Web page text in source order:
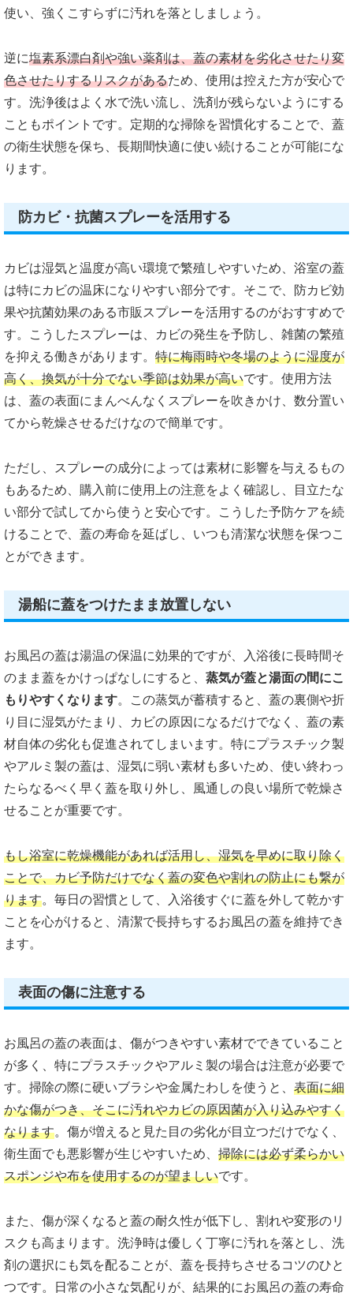
使い、強くこすらずに汚れを落としましょう。
逆に塩素系漂白剤や強い薬剤は、蓋の素材を劣化させたり変
色させたりするリスクがあるため、使用は控えた方が安心で
す。洗浄後はよく水で洗い流し、洗剤が残らないようにする
こともポイントです。定期的な掃除を習慣化することで、蓋
の衛生状態を保ち、長期間快適に使い続けることが可能にな
ります。
防カビ・抗菌スプレーを活用する
カビは湿気と温度が高い環境で繁殖しやすいため、浴室の蓋
は特にカビの温床になりやすい部分です。そこで、防カビ効
果や抗菌効果のある市販スプレーを活用するのがおすすめで
す。こうしたスプレーは、カビの発生を予防し、雑菌の繁殖
を抑える働きがあります。 特に梅雨時や冬場のように湿度が
高く、換気が十分でない季節は効果が高いです。使用方法
は、蓋の表面にまんべんなくスプレーを吹きかけ、数分置い
てから乾燥させるだけなので簡単です。
ただし、スプレーの成分によっては素材に影響を与えるもの
もあるため、購入前に使用上の注意をよく確認し、目立たな
い部分で試してから使うと安心です。こうした予防ケアを続
けることで、蓋の寿命を延ばし、いつも清潔な状態を保つこ
とができます。
湯船に蓋をつけたまま放置しない
お風呂の蓋は湯温の保温に効果的ですが、入浴後に長時間そ
のまま蓋をかけっぱなしにすると、 蒸気が蓋と湯面の間にこ
もりやすくなります。この蒸気が蓄積すると、蓋の裏側や折
り目に湿気がたまり、カビの原因になるだけでなく、蓋の素
材自体の劣化も促進されてしまいます。特にプラスチック製
やアルミ製の蓋は、湿気に弱い素材も多いため、使い終わっ
たらなるべく早く蓋を取り外し、風通しの良い場所で乾燥さ
せることが重要です。
もし浴室に乾燥機能があれば活用し、湿気を早めに取り除く
ことで、カビ予防だけでなく蓋の変色や割れの防止にも繋が
ります。毎日の習慣として、入浴後すぐに蓋を外して乾かす
ことを心がけると、清潔で長持ちするお風呂の蓋を維持でき
ます。
表面の傷に注意する
お風呂の蓋の表面は、傷がつきやすい素材でできていること
が多く、特にプラスチックやアルミ製の場合は注意が必要で
す。掃除の際に硬いブラシや金属たわしを使うと、 表面に細
かな傷がつき、そこに汚れやカビの原因菌が入り込みやすく
なります。傷が増えると見た目の劣化が目立つだけでなく、
衛生面でも悪影響が生じやすいため、 掃除には必ず柔らかい
スポンジや布を使用するのが望ましいです。
また、傷が深くなると蓋の耐久性が低下し、割れや変形のリ
スクも高まります。洗浄時は優しく丁寧に汚れを落とし、洗
剤の選択にも気を配ることが、蓋を長持ちさせるコツのひと
つです。日常の小さな気配りが、結果的にお風呂の蓋の寿命